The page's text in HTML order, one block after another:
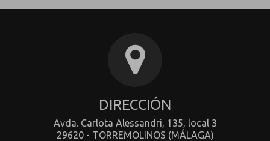
DIRECCIÓN
Avda. Carlota Alessandri, 135, local 3
29620 - TORREMOLINOS (MÁLAGA)